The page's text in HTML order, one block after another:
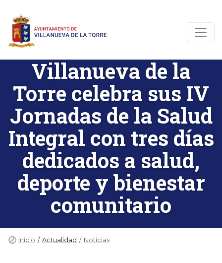
Villanueva de la
Torre celebra sus IV
Jornadas de la Salud
Integral con tres días
dedicados a salud,
deporte y bienestar
comunitario
Inicio Actualidad Noticias